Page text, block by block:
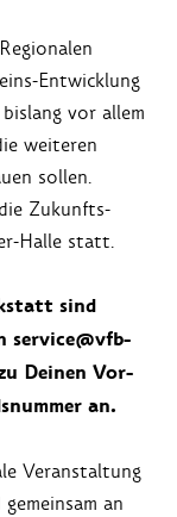
Entwicklung
vor allem
weiteren
sollen.
Zukunfts-
Halle statt.
sind
service@vfb-
Deinen Vor-
an.
Veranstaltung
an